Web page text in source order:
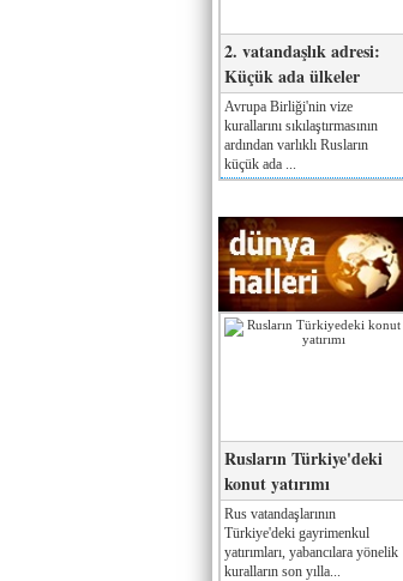
2. vatandaşlık adresi:
Küçük ada ülkeler
Avrupa Birliği'nin vize
kurallarını sıkılaştırmasının
ardından varlıklı Rusların
küçük ada ...
Rusların Türkiye'deki
konut yatırımı
Rus vatandaşlarının
Türkiye'deki gayrimenkul
yatırımları, yabancılara yönelik
kuralların son yılla...